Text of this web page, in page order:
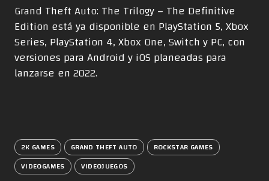
Grand Theft Auto: The Trilogy – The Definitive
Edition está ya disponible en PlayStation 5, Xbox
Series, PlayStation 4, Xbox One, Switch y PC, con
versiones para Android y iOS planeadas para
lanzarse en 2022.
2K GAMES GRAND THEFT AUTO
ROCKSTAR GAMES
VIDEOGAMES
VIDEOJUEGOS